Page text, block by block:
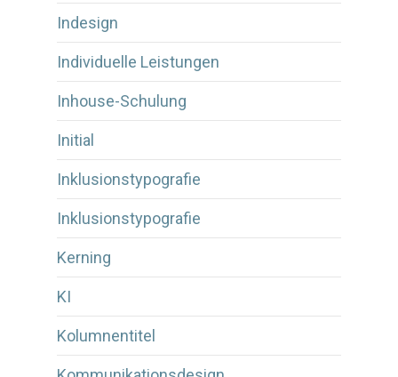
Indesign
Individuelle Leistungen
Inhouse-Schulung
Initial
Inklusionstypografie
Inklusionstypografie
Kerning
KI
Kolumnentitel